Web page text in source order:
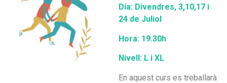
Dia: Divendres, 3,10,17 i
24 de Juliol
Hora: 19.30h
Nivell: L i XL
En aquest curs es treballarà